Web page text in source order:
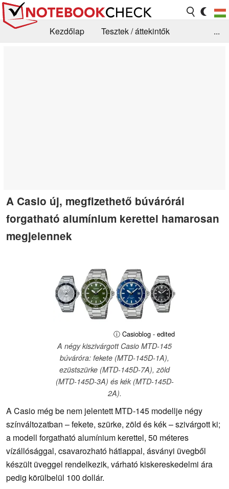
Kezdőlap
Tesztek / áttekintők
...
A Casio új, megfizethető búvárórái
forgatható alumínium kerettel hamarosan
megjelennek
ⓘ Casioblog - edited
A négy kiszivárgott Casio MTD-145
búváróra: fekete (MTD-145D-1A),
ezüstszürke (MTD-145D-7A), zöld
(MTD-145D-3A) és kék (MTD-145D-
2A).
A Casio még be nem jelentett MTD-145 modellje négy
színváltozatban – fekete, szürke, zöld és kék – szivárgott ki;
a modell forgatható alumínium kerettel, 50 méteres
vízállósággal, csavarozható hátlappal, ásványi üvegből
készült üveggel rendelkezik, várható kiskereskedelmi ára
pedig körülbelül 100 dollár.